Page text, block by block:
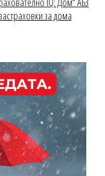
за дома